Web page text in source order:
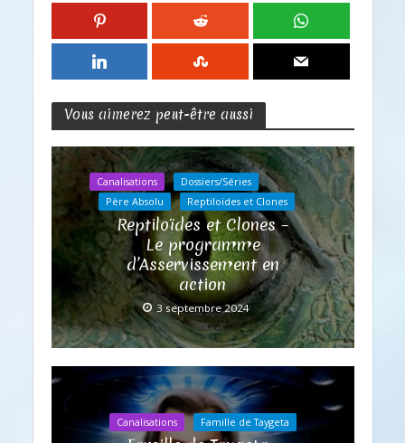
Vous aimerez peut-être aussi
Canalisations
Dossiers/Séries
Père Absolu
Reptiloïdes et Clones
Reptiloïdes et Clones –
Le programme
d’Asservissement en
action
3 septembre 2024
Canalisations Famille de Taygeta